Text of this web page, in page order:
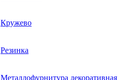
Кружево
Резинка
Металлофурнитура декоративная